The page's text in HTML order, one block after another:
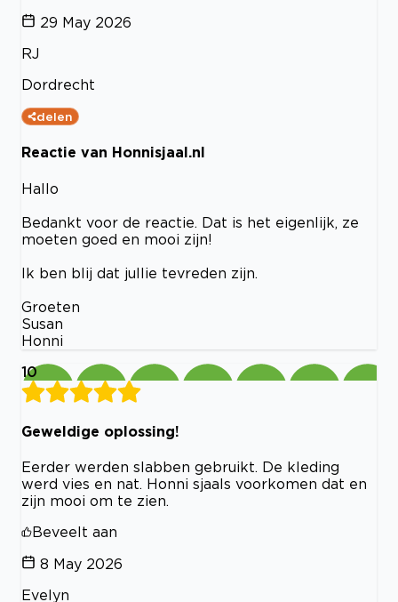
29 May 2026
RJ
Dordrecht
delen
Reactie van Honnisjaal.nl
Hallo
Bedankt voor de reactie. Dat is het eigenlijk, ze
moeten goed en mooi zijn!
Ik ben blij dat jullie tevreden zijn.
Groeten
Susan
Honni
10
Geweldige oplossing!
Eerder werden slabben gebruikt. De kleding
werd vies en nat. Honni sjaals voorkomen dat en
zijn mooi om te zien.
Beveelt aan
8 May 2026
Evelyn